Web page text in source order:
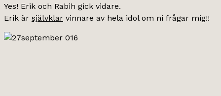
Yes! Erik och Rabih gick vidare.
Erik är självklar vinnare av hela idol om ni frågar mig!!